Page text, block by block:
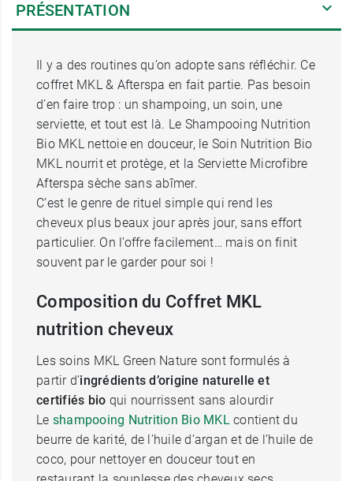
PRÉSENTATION
Il y a des routines qu’on adopte sans réfléchir. Ce
coffret MKL & Afterspa en fait partie. Pas besoin
d’en faire trop : un shampoing, un soin, une
serviette, et tout est là. Le Shampooing Nutrition
Bio MKL nettoie en douceur, le Soin Nutrition Bio
MKL nourrit et protège, et la Serviette Microfibre
Afterspa sèche sans abîmer.
C’est le genre de rituel simple qui rend les
cheveux plus beaux jour après jour, sans effort
particulier. On l’offre facilement… mais on finit
souvent par le garder pour soi !
Composition du Coffret MKL
nutrition cheveux
Les soins MKL Green Nature sont formulés à
partir d’ingrédients d’origine naturelle et
certifiés bio qui nourrissent sans alourdir
Le shampooing Nutrition Bio MKLcontient du
beurre de karité, de l’huile d’argan et de l’huile de
coco, pour nettoyer en douceur tout en